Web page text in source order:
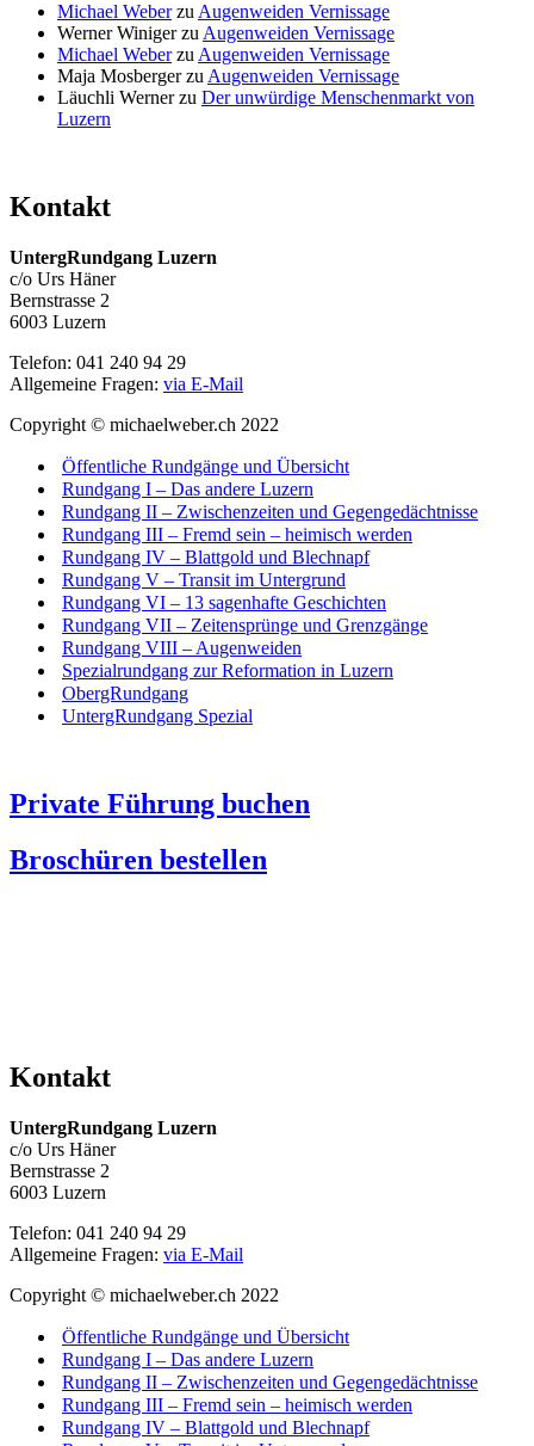
Michael Weberzu Augenweiden Vernissage
Werner Winigerzu Augenweiden Vernissage
Michael Weberzu Augenweiden Vernissage
Maja Mosbergerzu Augenweiden Vernissage
Läuchli Wernerzu Der unwürdige Menschenmarkt von
Luzern
Kontakt
UntergRundgang Luzern
c/o Urs Häner
Bernstrasse 2
6003 Luzern
Telefon: 041 240 94 29
Allgemeine Fragen: via E-Mail
Copyright © michaelweber.ch 2022
Öffentliche Rundgänge und Übersicht
Rundgang I – Das andere Luzern
Rundgang II – Zwischenzeiten und Gegengedächtnisse
Rundgang III – Fremd sein – heimisch werden
Rundgang IV – Blattgold und Blechnapf
Rundgang V – Transit im Untergrund
Rundgang VI – 13 sagenhafte Geschichten
Rundgang VII – Zeitensprünge und Grenzgänge
Rundgang VIII – Augenweiden
Spezialrundgang zur Reformation in Luzern
ObergRundgang
UntergRundgang Spezial
Private Führung buchen
Broschüren bestellen
Kontakt
UntergRundgang Luzern
c/o Urs Häner
Bernstrasse 2
6003 Luzern
Telefon: 041 240 94 29
Allgemeine Fragen: via E-Mail
Copyright © michaelweber.ch 2022
Öffentliche Rundgänge und Übersicht
Rundgang I – Das andere Luzern
Rundgang II – Zwischenzeiten und Gegengedächtnisse
Rundgang III – Fremd sein – heimisch werden
Rundgang IV – Blattgold und Blechnapf